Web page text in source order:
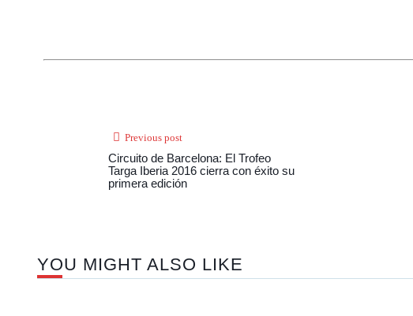
Previous post
Circuito de Barcelona: El Trofeo
Targa Iberia 2016 cierra con éxito su
primera edición
YOU MIGHT ALSO LIKE